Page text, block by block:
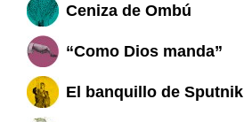
Ceniza de Ombú
“Como Dios manda”
El banquillo de Sputnik